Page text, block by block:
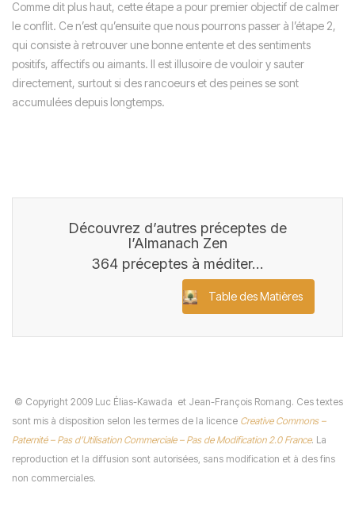
Comme dit plus haut, cette étape a pour premier objectif de calmer
le conflit. Ce n’est qu’ensuite que nous pourrons passer à l’étape 2,
qui consiste à retrouver une bonne entente et des sentiments
positifs, affectifs ou aimants. Il est illusoire de vouloir y sauter
directement, surtout si des rancoeurs et des peines se sont
accumulées depuis longtemps.
Découvrez d’autres préceptes de
l’Almanach Zen
364 préceptes à méditer…
Table des Matières
© Copyright 2009 Luc Élias-Kawada et Jean-François Romang. Ces textes
sont mis à disposition selon les termes de la licence Creative Commons –
Paternité – Pas d’Utilisation Commerciale – Pas de Modification 2.0 France. La
reproduction et la diffusion sont autorisées, sans modification et à des fins
non commerciales.